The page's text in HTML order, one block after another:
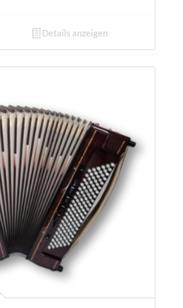
Details anzeigen